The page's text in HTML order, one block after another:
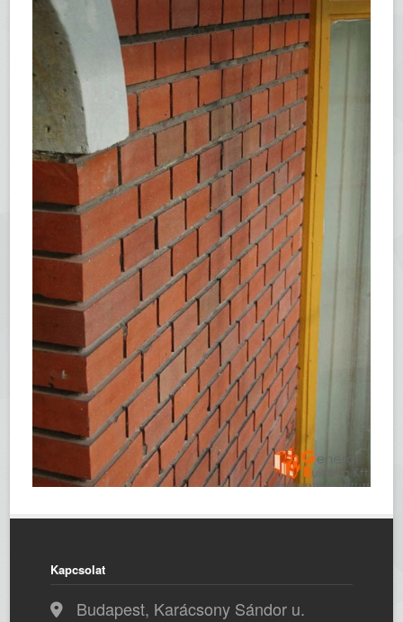
Kapcsolat
Budapest, Karácsony Sándor u.